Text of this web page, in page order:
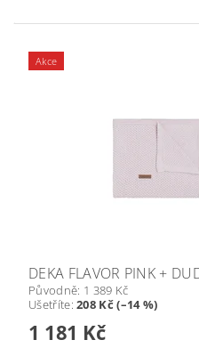
Akce
DEKA FLAVOR PINK +
Původně: 1 389 Kč
Ušetříte:208 Kč (–14 %)
1 181 Kč